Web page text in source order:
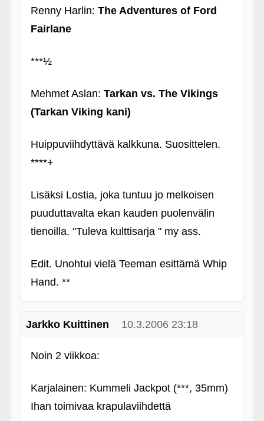
Renny Harlin: The Adventures of Ford
Fairlane
***½
Mehmet Aslan: Tarkan vs. The Vikings
(Tarkan Viking kani)
Huippuviihdyttävä kalkkuna. Suosittelen.
****+
Lisäksi Lostia, joka tuntuu jo melkoisen
puuduttavalta ekan kauden puolenvälin
tienoilla. "Tuleva kulttisarja " my ass.
Edit. Unohtui vielä Teeman esittämä Whip
Hand. **
Jarkko Kuittinen 10.3.2006 23:18
Noin 2 viikkoa:
Karjalainen: Kummeli Jackpot (***, 35mm)
Ihan toimivaa krapulaviihdettä